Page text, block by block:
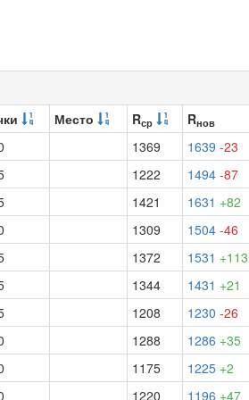
Место Rср Rнов
1369 1639 -23
1222 1494 -87
1421 1631 +82
1309 1504 -46
1372 1531 +113
1344 1431 +21
1208 1230 -26
1288 1286 +35
1175 1225 +2
1220 1196 +47